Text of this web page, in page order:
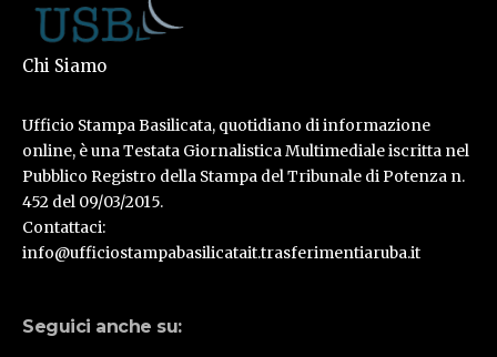
Chi Siamo
Ufficio Stampa Basilicata, quotidiano di informazione
online, è una Testata Giornalistica Multimediale iscritta nel
Pubblico Registro della Stampa del Tribunale di Potenza n.
452 del 09/03/2015.
Contattaci:
info@ufficiostampabasilicatait.trasferimentiaruba.it
Seguici anche su: